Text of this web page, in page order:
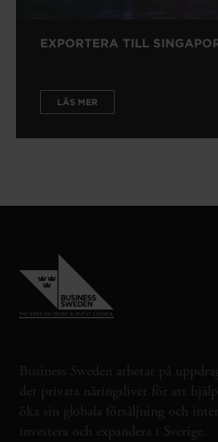
EXPORTERA TILL
LÄS MER
Business Sweden arbetar på
det privata näringslivet för att
öka sin globala försäljning och
investera och expandera i Sverige.